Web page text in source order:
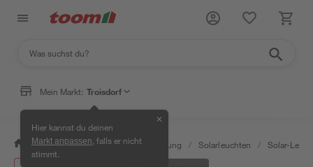
Mein Markt: Troisdorf
Hier kannst du deinen
Markt anpassen , falls er nicht
stimmt.
✕
/ Wohnen & Haushalt / Beleuchtung / Solarleuchten / Solar-